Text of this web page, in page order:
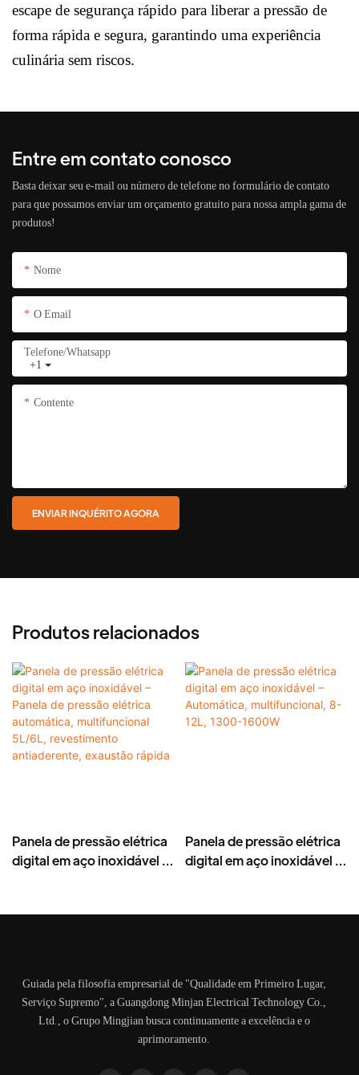
escape de segurança rápido para liberar a pressão de
forma rápida e segura, garantindo uma experiência
culinária sem riscos.
Entre em contato conosco
Basta deixar seu e-mail ou número de telefone no formulário de contato
para que possamos enviar um orçamento gratuito para nossa ampla gama de
produtos!
Nome
O Email
+1
Telefone/whatsapp
Contente
ENVIAR INQUÉRITO AGORA
Produtos relacionados
Panela de pressão elétrica
digital em aço inoxidável –
5L/6L, revestimento
Panela de pressão elétrica
digital em aço inoxidável –
1300-1600W
Guiada pela filosofia empresarial de "Qualidade em Primeiro Lugar,
Serviço Supremo", a Guangdong Minjan Electrical Technology Co.,
Ltd., o Grupo Mingjian busca continuamente a excelência e o
aprimoramento.